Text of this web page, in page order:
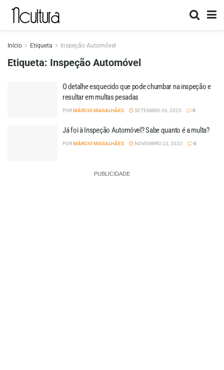
Início Etiqueta Inspeção Automóvel
Etiqueta: Inspeção Automóvel
O detalhe esquecido que pode chumbar na inspeção e
resultar em multas pesadas
PORMÁRCIO MAGALHÃES SETEMBRO 26, 2025 0
Já foi à Inspeção Automóvel? Sabe quanto é a multa?
PORMÁRCIO MAGALHÃES NOVEMBRO 22, 2022 0
PUBLICIDADE